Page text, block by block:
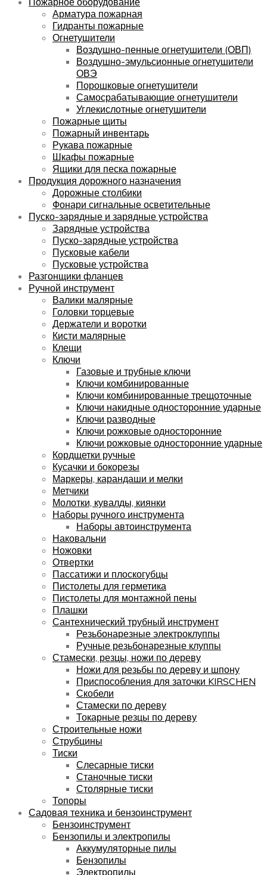
Арматура пожарная
Гидранты пожарные
Огнетушители
Воздушно-пенные огнетушители (ОВП)
Воздушно-эмульсионные огнетушители
ОВЭ
Порошковые огнетушители
Самосрабатывающие огнетушители
Углекислотные огнетушители
Пожарные щиты
Пожарный инвентарь
Рукава пожарные
Шкафы пожарные
Ящики для песка пожарные
Продукция дорожного назначения
Дорожные столбики
Фонари сигнальные осветительные
Пуско-зарядные и зарядные устройства
Зарядные устройства
Пуско-зарядные устройства
Пусковые кабели
Пусковые устройства
Разгонщики фланцев
Ручной инструмент
Валики малярные
Головки торцевые
Держатели и воротки
Кисти малярные
Клещи
Ключи
Газовые и трубные ключи
Ключи комбинированные
Ключи комбинированные трещоточные
Ключи накидные односторонние ударные
Ключи разводные
Ключи рожковые односторонние
Ключи рожковые односторонние ударные
Кордщетки ручные
Кусачки и бокорезы
Маркеры, карандаши и мелки
Метчики
Молотки, кувалды, киянки
Наборы ручного инструмента
Наборы автоинструмента
Наковальни
Ножовки
Отвертки
Пассатижи и плоскогубцы
Пистолеты для герметика
Пистолеты для монтажной пены
Плашки
Сантехнический трубный инструмент
Резьбонарезные электроклуппы
Ручные резьбонарезные клуппы
Стамески, резцы, ножи по дереву
Ножи для резьбы по дереву и шпону
Приспособления для заточки KIRSCHEN
Скобели
Стамески по дереву
Токарные резцы по дереву
Строительные ножи
Струбцины
Тиски
Слесарные тиски
Станочные тиски
Столярные тиски
Топоры
Садовая техника и бензоинструмент
Бензоинструмент
Бензопилы и электропилы
Аккумуляторные пилы
Бензопилы
Электропилы